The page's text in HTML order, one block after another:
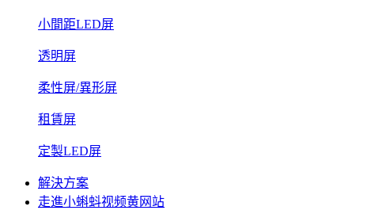
小間距LED屏
透明屏
柔性屏/異形屏
租賃屏
定製LED屏
解決方案
走進小蝌蚪视频黄网站